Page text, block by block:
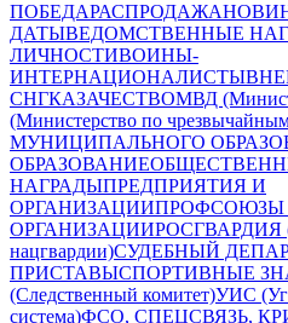
ПОБЕДАРАСПРОДАЖА
ДАТЫВЕДОМСТВЕННЫЕ
ЛИЧНОСТИВОИНЫ-
ИНТЕРНАЦИОНАЛИСТЫ
СНГКАЗАЧЕСТВОМВД
(Министерство по
МУНИЦИПАЛЬНОГО
ОБРАЗОВАНИЕ
НАГРАДЫПРЕДПРИЯТИЯ И
ОРГАНИЗАЦИИПРОФСОЮЗЫ
ОРГАНИЗАЦИИРОСГВАРДИЯ
нацгвардии)СУДЕБНЫЙ
ПРИСТАВЫСПОРТИВНЫЕ
(Следственный комитет)УИС
система)ФСО, СПЕЦСВЯЗЬ,